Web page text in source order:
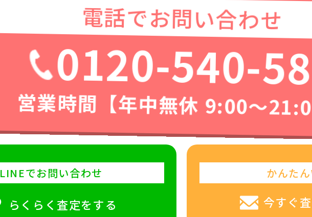
電話でお問い合わせ
0120-540-
営業時間【年中無休 9:00〜
LINEでお問い合わせ
らくらく査定をする
かんた
今すぐ